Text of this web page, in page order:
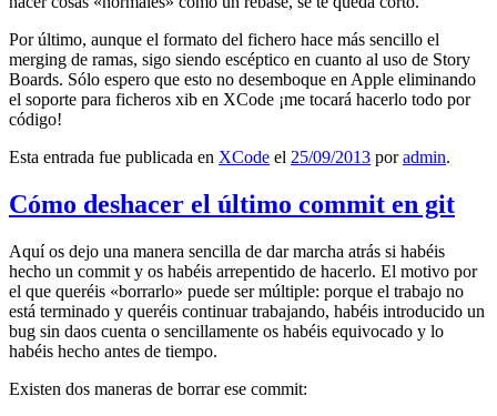
Por último, aunque el formato del fichero hace más sencillo el
merging de ramas, sigo siendo escéptico en cuanto al uso de Story
Boards. Sólo espero que esto no desemboque en Apple eliminando
el soporte para ficheros xib en XCode ¡me tocará hacerlo todo por
código!
Esta entrada fue publicada en XCode el 25/09/2013 poradmin.
Cómo deshacer el último commit en git
Aquí os dejo una manera sencilla de dar marcha atrás si habéis
hecho un commit y os habéis arrepentido de hacerlo. El motivo por
el que queréis «borrarlo» puede ser múltiple: porque el trabajo no
está terminado y queréis continuar trabajando, habéis introducido un
bug sin daos cuenta o sencillamente os habéis equivocado y lo
habéis hecho antes de tiempo.
Existen dos maneras de borrar ese commit: